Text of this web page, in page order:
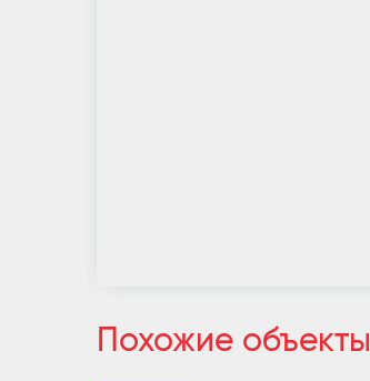
Похожие объекты